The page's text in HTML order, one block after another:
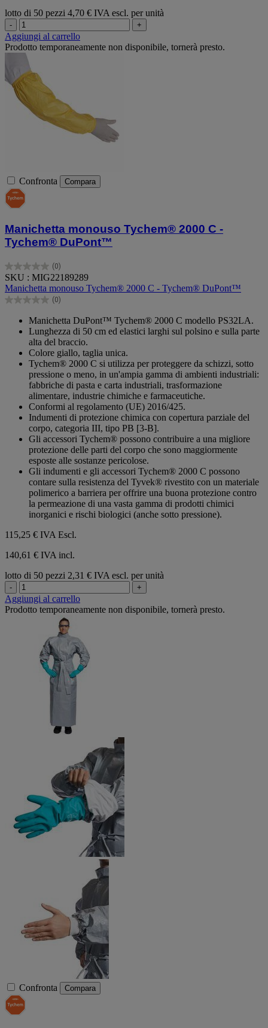
lotto di 50 pezzi 4,70 € IVA escl. per unità
- +
Aggiungi al carrello
Prodotto temporaneamente non disponibile, tornerà presto.
Confronta Compara
Manichetta monouso Tychem® 2000 C -
Tychem® DuPont™
(0)
0.0
su
5
stelle.
SKU : MIG22189289
Manichetta monouso Tychem® 2000 C - Tychem® DuPont™
(0)
0.0
stelle.
Manichetta DuPont™ Tychem® 2000 C modello PS32LA.
Lunghezza di 50 cm ed elastici larghi sul polsino e sulla parte
alta del braccio.
Colore giallo, taglia unica.
Tychem® 2000 C si utilizza per proteggere da schizzi, sotto
pressione o meno, in un'ampia gamma di ambienti industriali:
fabbriche di pasta e carta industriali, trasformazione
alimentare, industrie chimiche e farmaceutiche.
Conformi al regolamento (UE) 2016/425.
Indumenti di protezione chimica con copertura parziale del
corpo, categoria III, tipo PB [3-B].
Gli accessori Tychem® possono contribuire a una migliore
protezione delle parti del corpo che sono maggiormente
esposte alle sostanze pericolose.
Gli indumenti e gli accessori Tychem® 2000 C possono
contare sulla resistenza del Tyvek® rivestito con un materiale
polimerico a barriera per offrire una buona protezione contro
la permeazione di una vasta gamma di prodotti chimici
inorganici e rischi biologici (anche sotto pressione).
115,25 € IVA Escl.
140,61 € IVA incl.
lotto di 50 pezzi 2,31 € IVA escl. per unità
- +
Aggiungi al carrello
Prodotto temporaneamente non disponibile, tornerà presto.
Confronta Compara